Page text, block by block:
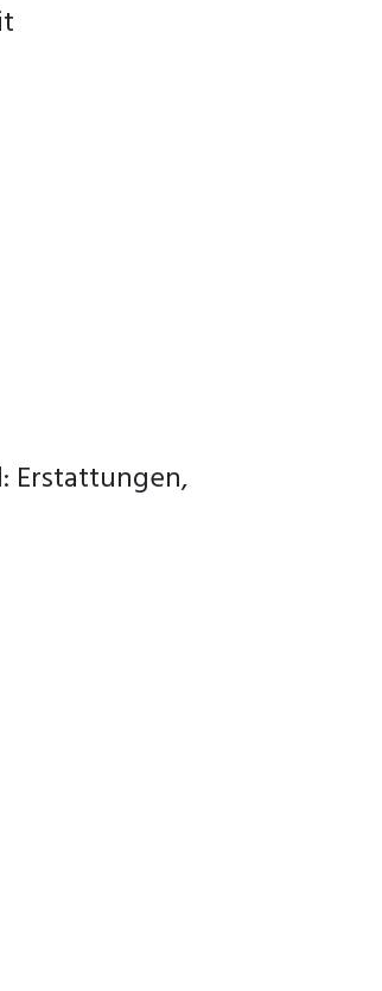
Erstattungen,